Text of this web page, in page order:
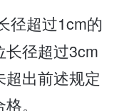
径超过1cm的
长径超过3cm
出前述规定
。